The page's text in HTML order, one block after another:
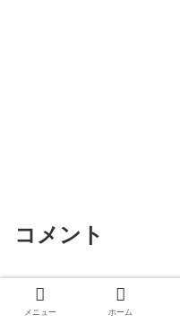
コメント
匿名
2024年11月1日 7:22 PM
メニュー ホーム